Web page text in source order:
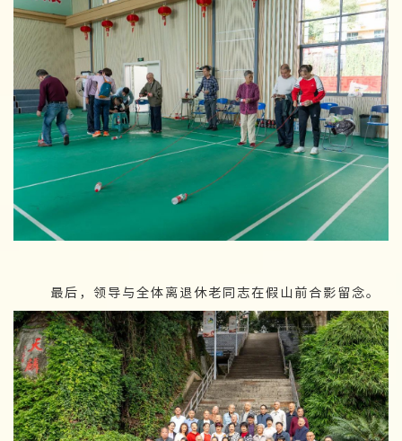
最后，领导与全体离退休老同志在假山前合影留念。